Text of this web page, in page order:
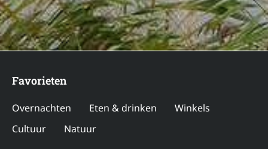
Favorieten
Overnachten Eten & drinken
Winkels
Cultuur
Natuur